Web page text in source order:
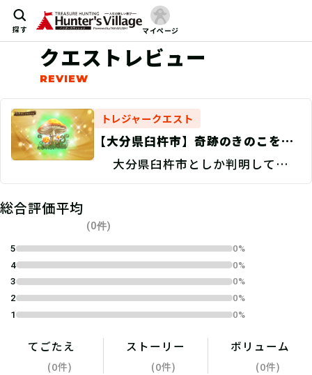
探す マイページ
クエストレビュー
トレジャークエスト
【大分県臼杵市】奇跡のきのこを探
せ！/捜索地点特定 Discovery
大分県臼杵市としか判明していな
い。
総合評価平均
(0件)
5
0%
4
0%
3
0%
2
0%
1
0%
てごたえ
(0件)
ストーリー
(0件)
ボリューム
(0件)